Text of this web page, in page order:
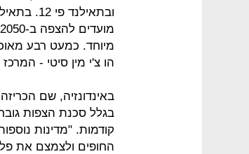
הו צ'י מין סיטי -
באינדונזיה, שם
קודמות. "מדינות
החופים ולצמצם את